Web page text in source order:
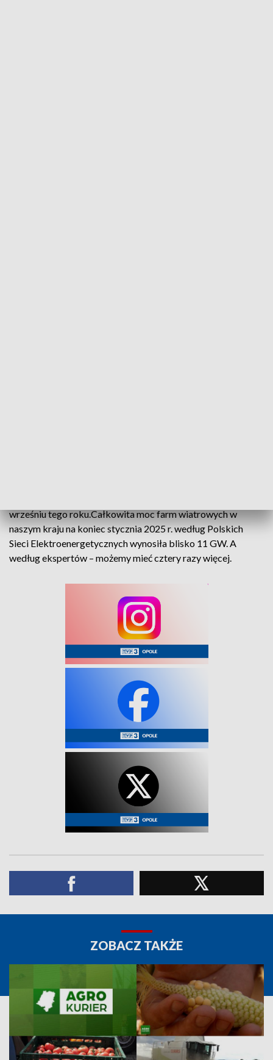
wrześniu tego roku.Całkowita moc farm wiatrowych w
naszym kraju na koniec stycznia 2025 r. według Polskich
Sieci Elektroenergetycznych wynosiła blisko 11 GW. A
według ekspertów – możemy mieć cztery razy więcej.
ZOBACZ TAKŻE